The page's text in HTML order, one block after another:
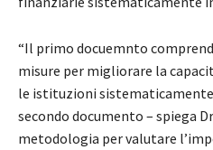
“Il primo docuemnto
misure per migliorare la
le istituzioni
secondo documento – spiega
metodologia per valutare